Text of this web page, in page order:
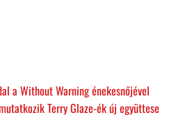
a Without Warning énekesnőjével
Terry Glaze-ék új együttese